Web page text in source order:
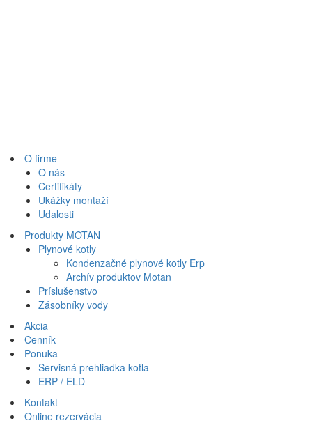
O firme
O nás
Certifikáty
Ukážky montaží
Udalosti
Produkty MOTAN
Plynové kotly
Kondenzačné plynové kotly Erp
Archív produktov Motan
Príslušenstvo
Zásobníky vody
Akcia
Cenník
Ponuka
Servisná prehliadka kotla
ERP / ELD
Kontakt
Online rezervácia